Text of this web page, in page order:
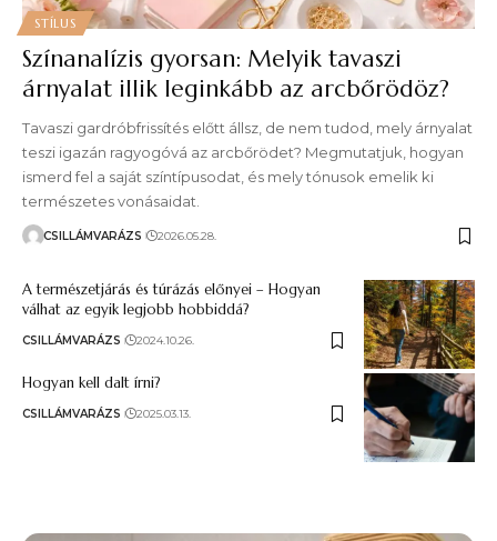
STÍLUS
Színanalízis gyorsan: Melyik tavaszi
árnyalat illik leginkább az arcbőrödöz?
Tavaszi gardróbfrissítés előtt állsz, de nem tudod, mely árnyalat
teszi igazán ragyogóvá az arcbőrödet? Megmutatjuk, hogyan
ismerd fel a saját színtípusodat, és mely tónusok emelik ki
természetes vonásaidat.
CSILLÁMVARÁZS 2026.05.28.
A természetjárás és túrázás előnyei – Hogyan
válhat az egyik legjobb hobbiddá?
CSILLÁMVARÁZS 2024.10.26.
Hogyan kell dalt írni?
CSILLÁMVARÁZS 2025.03.13.